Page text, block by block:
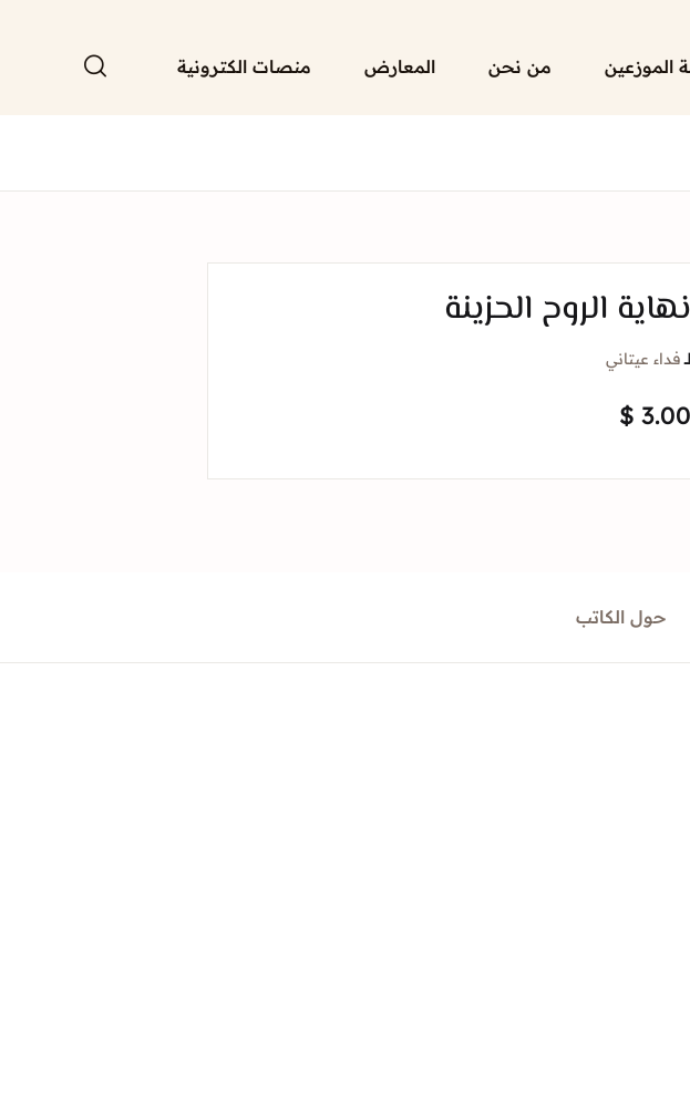
الموزعين من نحن المعارض منصات الكترونية
نهاية الروح الحزينة
لــ فداء عيتاني
$ 3.00
حول الكاتب